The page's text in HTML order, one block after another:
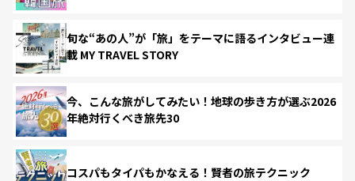
旬な“あの人”が「旅」をテーマに語るインタビュー連
載 MY TRAVEL STORY
今、こんな旅がしてみたい！地球の歩き方が選ぶ2026
年絶対行くべき旅先30
コスパもタイパもかなえる！賢者の旅テクニック